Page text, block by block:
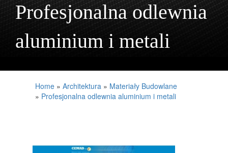
EKOLOGIA
ARCHITEKTURA
PROJEKTOWANIE
MATERIAŁY BUDOWLANE
NIERUCHOMOŚCI, DZIAŁKI
Profesjonalna odlewnia
aluminium i metali
Home » Architektura » Materiały Budowlane
» Profesjonalna odlewnia aluminium i metali